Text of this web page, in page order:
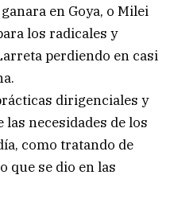
en Goya, o Milei
los radicales y
perdiendo en casi
dirigenciales y
necesidades de los
como tratando de
que se dio en las